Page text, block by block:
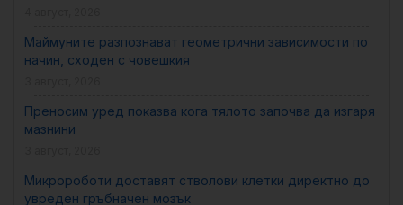
Маймуните разпознават геометрични зависимости по
начин, сходен с човешкия
Преносим уред показва кога тялото започва да изгаря
мазнини
Микророботи доставят стволови клетки директно до
увреден гръбначен мозък